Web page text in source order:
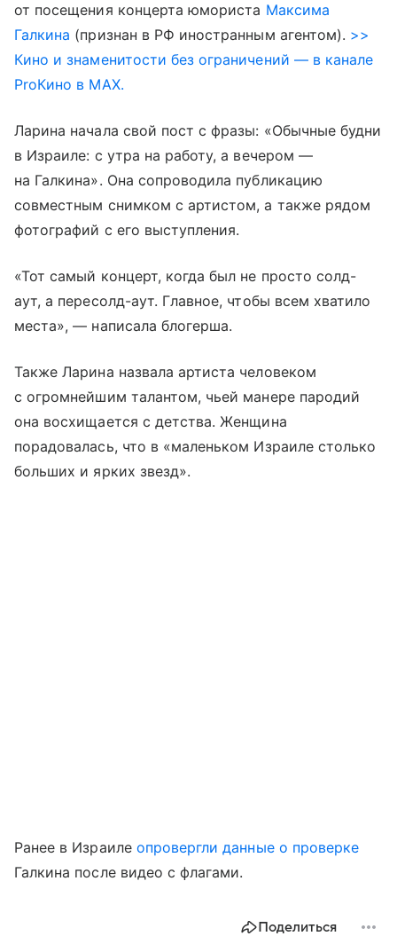
от посещения концерта юмориста Максима
Галкина (признан в РФ иностранным агентом). >>
Кино и знаменитости без ограничений — в канале
ProКино в MAX.
Ларина начала свой пост с фразы: «Обычные будни
в Израиле: с утра на работу, а вечером —
на Галкина». Она сопроводила публикацию
совместным снимком с артистом, а также рядом
фотографий с его выступления.
«Тот самый концерт, когда был не просто солд-
аут, а пересолд-аут. Главное, чтобы всем хватило
места», — написала блогерша.
Также Ларина назвала артиста человеком
с огромнейшим талантом, чьей манере пародий
она восхищается с детства. Женщина
порадовалась, что в «маленьком Израиле столько
больших и ярких звезд».
Ранее в Израиле опровергли данные о проверке
Галкина после видео с флагами.
Поделиться